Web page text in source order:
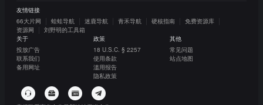
友情链接
66大片网
蛙蛙导航 迷鹿导航 青禾导航 硬核指南
免费资源库
资源网
刘野明的工具箱
关于
投放广告
联系我们
备用网址
政策
18 U.S.C. § 2257
使用条款
滥用报告
隐私政策
其他
常见问题
站点地图